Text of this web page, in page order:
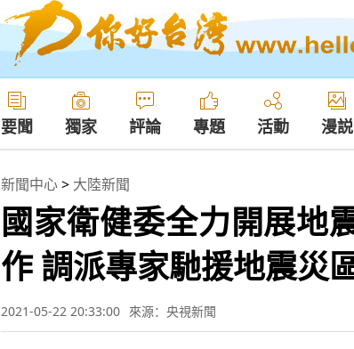
要聞 獨家 評論 專題 活動 漫説
新聞中心> 大陸新聞
國家衛健委全力開展地
作 調派專家馳援地震災
2021-05-22 20:33:00 來源：央視新聞